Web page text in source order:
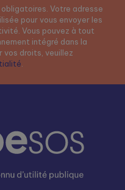
Votre adresse
pour vous envoyer les
Vous pouvez à tout
intégré dans la
vos droits, veuillez